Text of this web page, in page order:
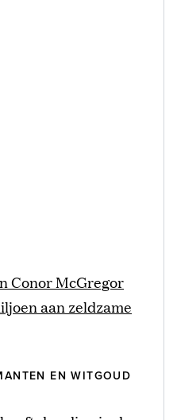
Conor McGregor
aan zeldzame
EN WITGOUD